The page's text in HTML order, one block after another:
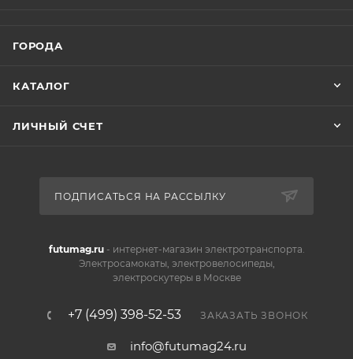
ГОРОДА
КАТАЛОГ
ЛИЧНЫЙ СЧЕТ
ПОДПИСАТЬСЯ НА РАССЫЛКУ
futumag.ru- интернет-магазин электротранспорта.
Электросамокаты, электровелосипеды,
электроскутеры в Москве
+7 (499) 398-52-53 ЗАКАЗАТЬ ЗВОНОК
info@futumag24.ru